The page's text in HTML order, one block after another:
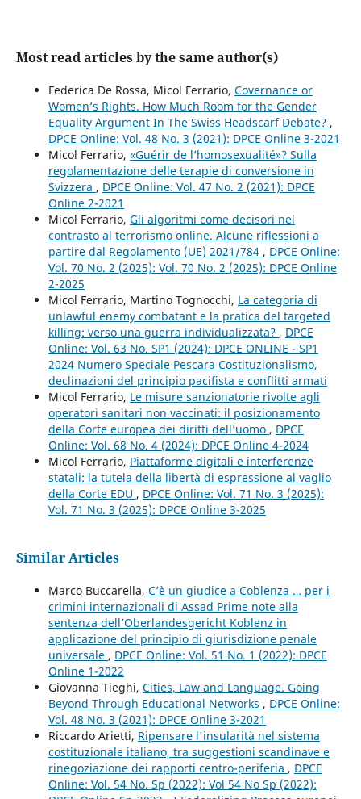
Most read articles by the same author(s)
Federica De Rossa, Micol Ferrario, Covernance or
Women’s Rights. How Much Room for the Gender
Equality Argument In The Swiss Headscarf Debate? ,
DPCE Online: Vol. 48 No. 3 (2021): DPCE Online 3-2021
Micol Ferrario, «Guérir de l’homosexualité»? Sulla
regolamentazione delle terapie di conversione in
Svizzera , DPCE Online: Vol. 47 No. 2 (2021): DPCE
Online 2-2021
Micol Ferrario, Gli algoritmi come decisori nel
contrasto al terrorismo online. Alcune riflessioni a
partire dal Regolamento (UE) 2021/784 , DPCE Online:
Vol. 70 No. 2 (2025): Vol. 70 No. 2 (2025): DPCE Online
2-2025
Micol Ferrario, Martino Tognocchi, La categoria di
unlawful enemy combatant e la pratica del targeted
killing: verso una guerra individualizzata? , DPCE
Online: Vol. 63 No. SP1 (2024): DPCE ONLINE - SP1
2024 Numero Speciale Pescara Costituzionalismo,
declinazioni del principio pacifista e conflitti armati
Micol Ferrario, Le misure sanzionatorie rivolte agli
operatori sanitari non vaccinati: il posizionamento
della Corte europea dei diritti dell’uomo , DPCE
Online: Vol. 68 No. 4 (2024): DPCE Online 4-2024
Micol Ferrario, Piattaforme digitali e interferenze
statali: la tutela della libertà di espressione al vaglio
della Corte EDU , DPCE Online: Vol. 71 No. 3 (2025):
Vol. 71 No. 3 (2025): DPCE Online 3-2025
Similar Articles
Marco Buccarella, C’è un giudice a Coblenza … per i
crimini internazionali di Assad Prime note alla
sentenza dell’Oberlandesgericht Koblenz in
applicazione del principio di giurisdizione penale
universale , DPCE Online: Vol. 51 No. 1 (2022): DPCE
Online 1-2022
Giovanna Tieghi, Cities, Law and Language. Going
Beyond Through Educational Networks , DPCE Online:
Vol. 48 No. 3 (2021): DPCE Online 3-2021
Riccardo Arietti, Ripensare l'insularità nel sistema
costituzionale italiano, tra suggestioni scandinave e
rinegoziazione dei rapporti centro-periferia , DPCE
Online: Vol. 54 No. Sp (2022): Vol 54 No Sp (2022):